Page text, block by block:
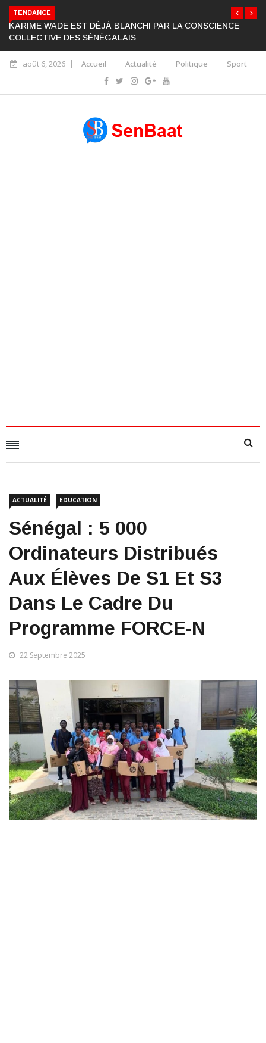
TENDANCE
KARIME WADE EST DÉJÀ BLANCHI PAR LA CONSCIENCE
COLLECTIVE DES SÉNÉGALAIS
août 6, 2026 Accueil Actualité Politique Sport
ACTUALITÉ EDUCATION
Sénégal : 5 000
Ordinateurs Distribués
Aux Élèves De S1 Et S3
Dans Le Cadre Du
Programme FORCE-N
22 Septembre 2025